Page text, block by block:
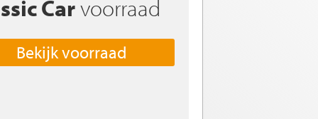
Carvoorraad
Bekijk voorraad